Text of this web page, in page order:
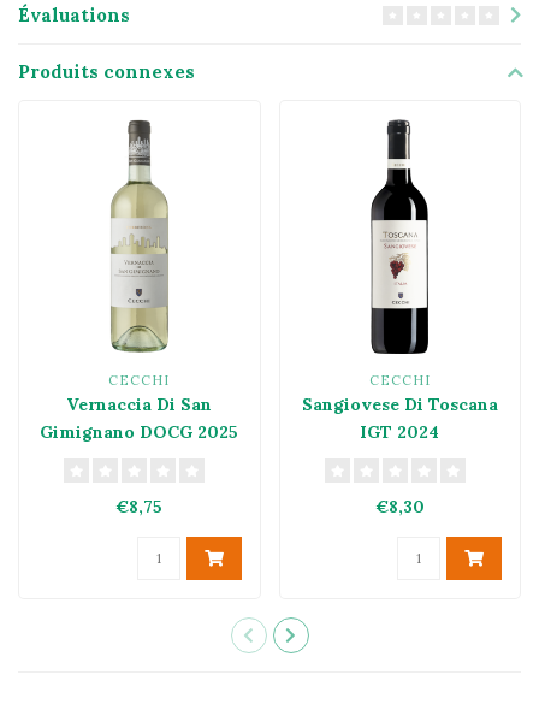
Évaluations
Produits connexes
CECCHI
Vernaccia Di San
Gimignano DOCG 2025
€8,75
CECCHI
Sangiovese Di Toscana
IGT 2024
€8,30